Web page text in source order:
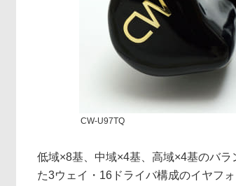
CW-U97TQ
低域×8基、中域×4基、高域×4基のバ
た3ウェイ・16ドライバ構成のイヤフォ